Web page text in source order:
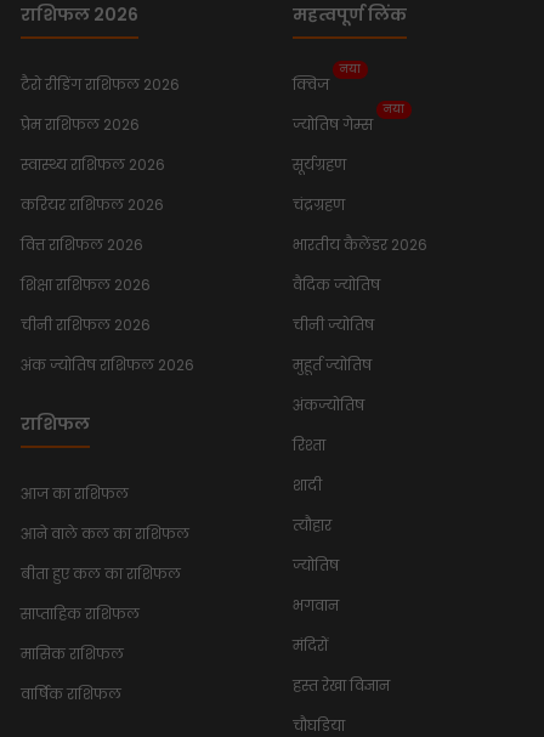
राशिफल 2026
टैरो रीडिंग राशिफल 2026
प्रेम राशिफल 2026
स्वास्थ्य राशिफल 2026
करियर राशिफल 2026
वित्त राशिफल 2026
शिक्षा राशिफल 2026
चीनी राशिफल 2026
अंक ज्योतिष राशिफल 2026
राशिफल
आज का राशिफल
आने वाले कल का राशिफल
बीता हुए कल का राशिफल
साप्ताहिक राशिफल
मासिक राशिफल
वार्षिक राशिफल
महत्वपूर्ण लिंक
क्विज
नया
ज्योतिष गेम्स
नया
सूर्यग्रहण
चंद्रग्रहण
भारतीय कैलेंडर 2026
वैदिक ज्योतिष
चीनी ज्योतिष
मुहूर्त ज्योतिष
अंकज्योतिष
रिश्ता
शादी
त्यौहार
ज्योतिष
भगवान
मंदिरों
हस्त रेखा विज्ञान
चौघडिया